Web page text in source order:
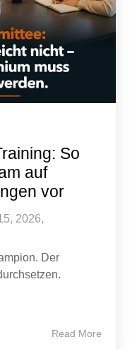
So
auf
vor
2026,
Der
Read More